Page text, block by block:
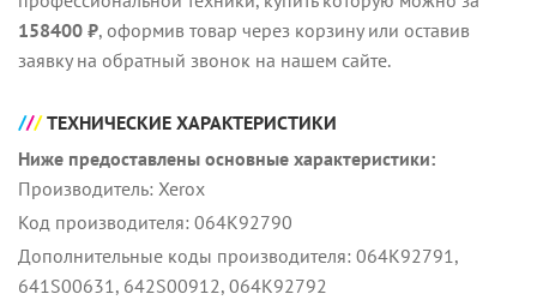
158400 ₽, оформив товар через корзину или оставив
заявку на обратный звонок на нашем сайте.
ТЕХНИЧЕСКИЕ ХАРАКТЕРИСТИКИ
Ниже предоставлены основные характеристики:
Производитель: Xerox
Код производителя: 064K92790
Дополнительные коды производителя: 064K92791,
641S00631, 642S00912, 064K92792